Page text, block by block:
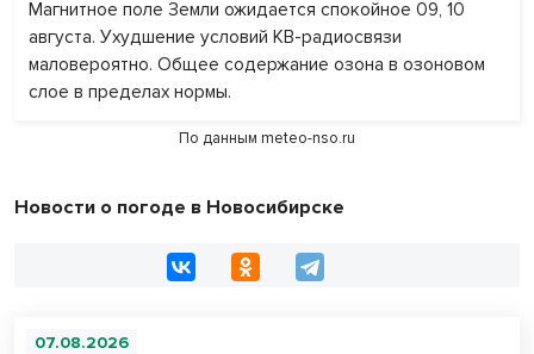
Магнитное поле Земли ожидается спокойное 09, 10
августа. Ухудшение условий КВ-радиосвязи
маловероятно. Общее содержание озона в озоновом
слое в пределах нормы.
По данным meteo-nso.ru
Новости о погоде в Новосибирске
07.08.2026